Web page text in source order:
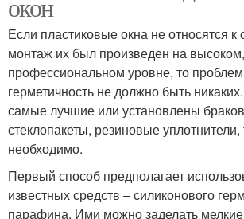
Если пластиковые окна не относятся
монтаж их был произведен на высоком,
профессиональном уровне, то
герметичность не должно быть
самые лучшие или установлены
стеклопакеты, резиновые
необходимо.
Первый способ предполагает
известных средств – силиконового
парафина. Ими можно заделать